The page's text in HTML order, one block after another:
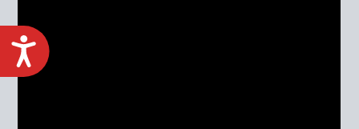
ACCESIBILIDAD